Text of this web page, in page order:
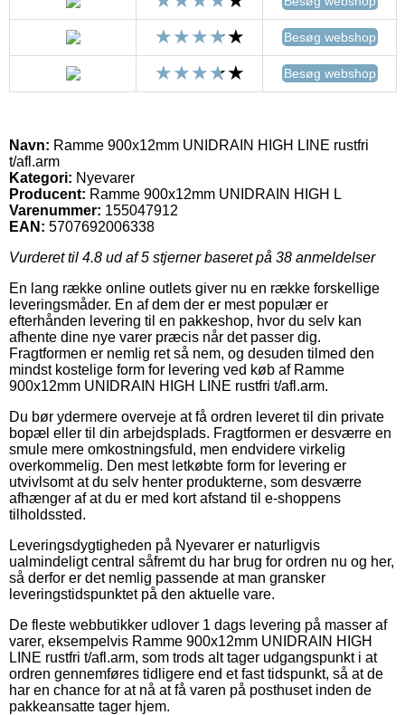
Besøg webshop
Besøg webshop
Navn: Ramme 900x12mm UNIDRAIN HIGH LINE rustfri
t/afl.arm
Kategori: Nyevarer
Producent: Ramme 900x12mm UNIDRAIN HIGH L
Varenummer: 155047912
EAN: 5707692006338
Vurderet til 4.8 ud af 5 stjerner baseret på 38 anmeldelser
En lang række online outlets giver nu en række forskellige
leveringsmåder. En af dem der er mest populær er
efterhånden levering til en pakkeshop, hvor du selv kan
afhente dine nye varer præcis når det passer dig.
Fragtformen er nemlig ret så nem, og desuden tilmed den
mindst kostelige form for levering ved køb af Ramme
900x12mm UNIDRAIN HIGH LINE rustfri t/afl.arm.
Du bør ydermere overveje at få ordren leveret til din private
bopæl eller til din arbejdsplads. Fragtformen er desværre en
smule mere omkostningsfuld, men endvidere virkelig
overkommelig. Den mest letkøbte form for levering er
utvivlsomt at du selv henter produkterne, som desværre
afhænger af at du er med kort afstand til e-shoppens
tilholdssted.
Leveringsdygtigheden på Nyevarer er naturligvis
ualmindeligt central såfremt du har brug for ordren nu og her,
så derfor er det nemlig passende at man gransker
leveringstidspunktet på den aktuelle vare.
De fleste webbutikker udlover 1 dags levering på masser af
varer, eksempelvis Ramme 900x12mm UNIDRAIN HIGH
LINE rustfri t/afl.arm, som trods alt tager udgangspunkt i at
ordren gennemføres tidligere end et fast tidspunkt, så at de
har en chance for at nå at få varen på posthuset inden de
pakkeansatte tager hjem.